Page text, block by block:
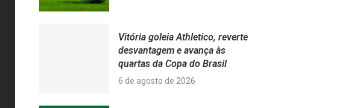
Vitória goleia Athletico, reverte
desvantagem e avança às
quartas da Copa do Brasil
6 de agosto de 2026